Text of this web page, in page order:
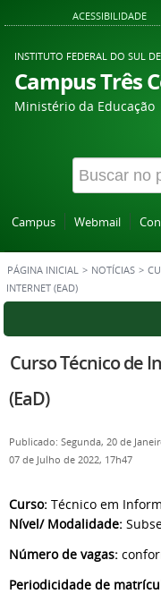
ACESSIBILIDADE
INSTITUTO FEDERAL DO SUL
Campus Três
Ministério da Educação
Campus
Webmail
PÁGINA INICIAL > NOTÍCIAS >
INTERNET (EAD)
Curso Técnico de
(EaD)
Publicado: Segunda, 20 de
07 de Julho de 2022, 17h47
Curso: Técnico em
Nível/ Modalidade:
Número de vagas:
Periodicidade de